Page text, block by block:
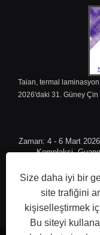
Taian, termal
2026'daki 31. Güney Çin
Zaman: 4 - 6 Mart
Kompleksi,
Size daha iyi bir
site trafiğini
kişiselleştirmek
Bu siteyi